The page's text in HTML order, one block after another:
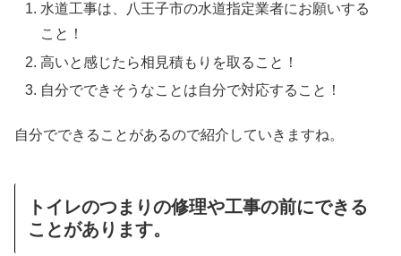
水道工事は、八王子市の水道指定業者にお願いする
こと！
高いと感じたら相見積もりを取ること！
自分でできそうなことは自分で対応すること！
自分でできることがあるので紹介していきますね。
トイレのつまりの修理や工事の前にできる
ことがあります。